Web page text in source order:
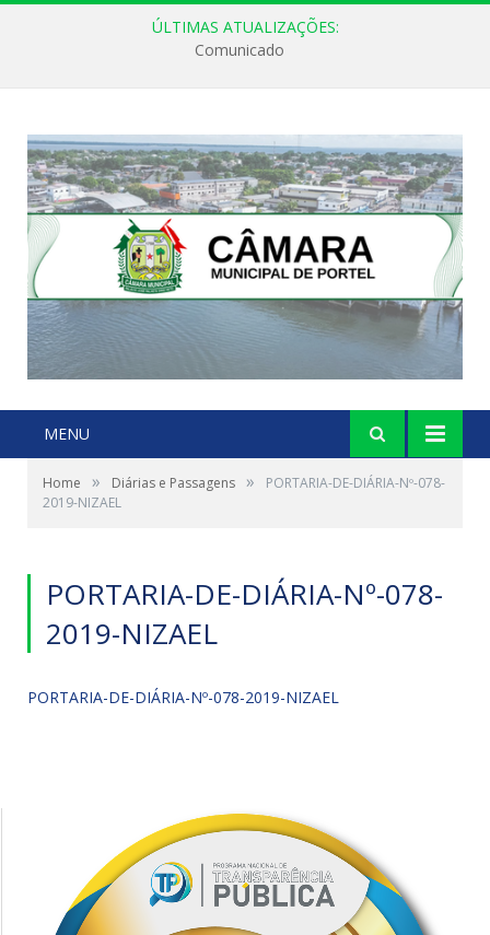
ÚLTIMAS ATUALIZAÇÕES:
Comunicado
MENU
Home » Diárias e Passagens »
PORTARIA-DE-DIÁRIA-Nº-078-
2019-NIZAEL
PORTARIA-DE-DIÁRIA-Nº-078-
2019-NIZAEL
PORTARIA-DE-DIÁRIA-Nº-078-2019-NIZAEL